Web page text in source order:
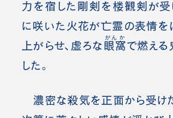
力を宿した剛剣を楼観剣が受
に咲いた火花が亡霊の表情を
上がらせ、虚ろな 眼窩
がんか
で燃える
した。
濃密な殺気を正面から受け